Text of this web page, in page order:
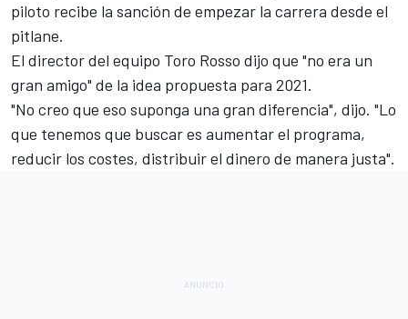
piloto recibe la sanción de empezar la carrera desde el
pitlane.
El director del equipo Toro Rosso dijo que "no era un
gran amigo" de la idea propuesta para 2021.
"No creo que eso suponga una gran diferencia", dijo. "Lo
que tenemos que buscar es aumentar el programa,
reducir los costes, distribuir el dinero de manera justa".